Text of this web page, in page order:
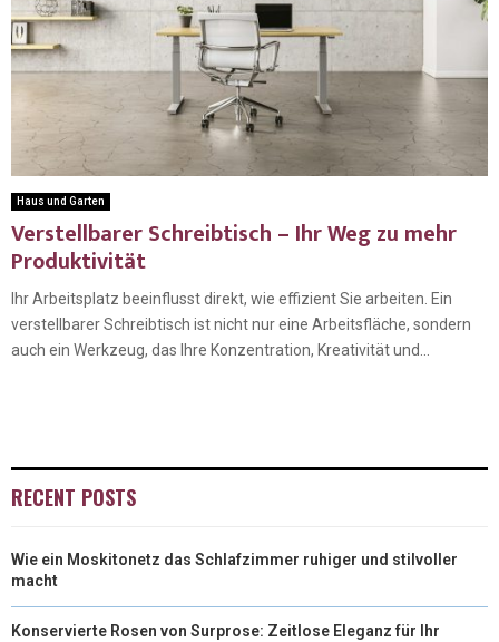
Haus und Garten
Verstellbarer Schreibtisch – Ihr Weg zu mehr
Produktivität
Ihr Arbeitsplatz beeinflusst direkt, wie effizient Sie arbeiten. Ein
verstellbarer Schreibtisch ist nicht nur eine Arbeitsfläche, sondern
auch ein Werkzeug, das Ihre Konzentration, Kreativität und...
RECENT POSTS
Wie ein Moskitonetz das Schlafzimmer ruhiger und stilvoller
macht
Konservierte Rosen von Surprose: Zeitlose Eleganz für Ihr